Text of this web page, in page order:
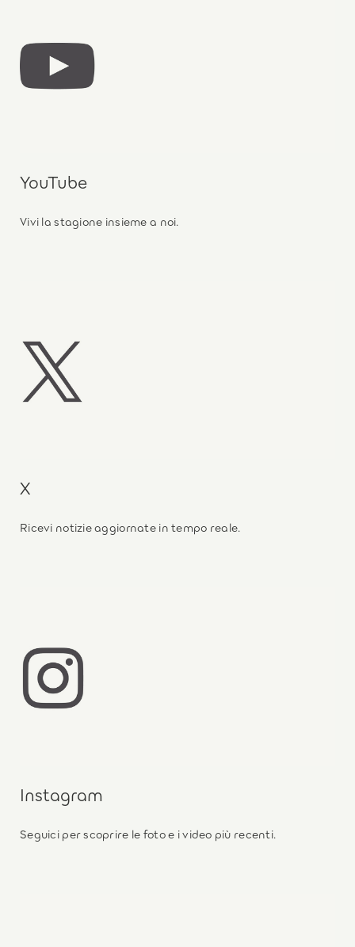
YouTube
Vivi la stagione insieme a noi.
X
Ricevi notizie aggiornate in tempo reale.
Instagram
Seguici per scoprire le foto e i video più recenti.